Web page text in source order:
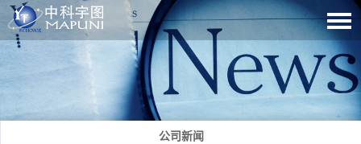
公司新闻